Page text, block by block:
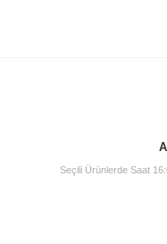
Seçili Ürünlerde Saat